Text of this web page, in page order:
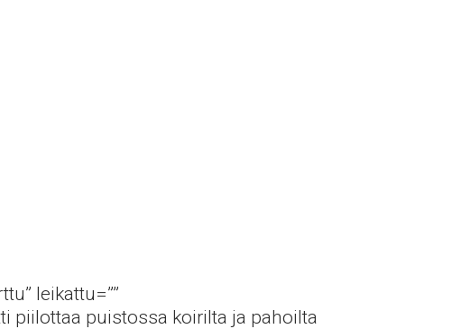
leikattu=””
piilottaa puistossa koirilta ja pahoilta